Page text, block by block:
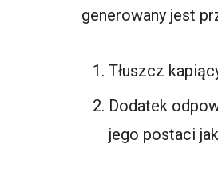
generowany jest
Tłuszcz
Dodatek
jego postaci